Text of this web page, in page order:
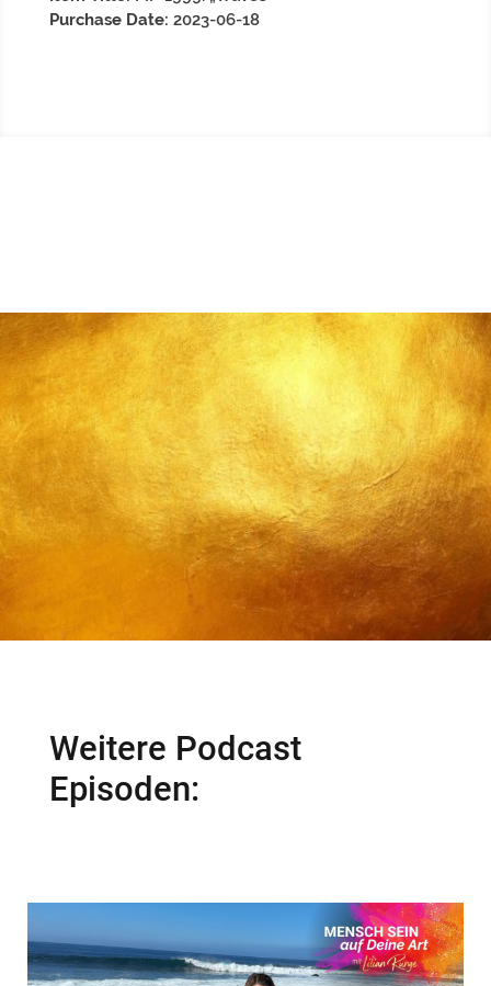
Purchase Date: 2023-06-18
Weitere Podcast
Episoden: